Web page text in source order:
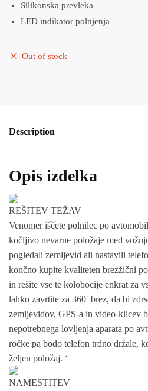
Silikonska prevleka
LED indikator polnjenja
Out of stock
Description
Opis izdelka
REŠITEV TEŽAV
Venomer iščete polnilec po
kočljivo nevarne položaje med
pogledali zemljevid ali nastavili
končno kupite kvaliteten brezžični
in rešite vse te kolobocije enkrat za
lahko zavrtite za 360′ brez, da bi
zemljevidov, GPS-a in video-klicev
nepotrebnega lovljenja aparata po
ročke pa bodo telefon trdno držale,
željen položaj. ‘
NAMESTITEV